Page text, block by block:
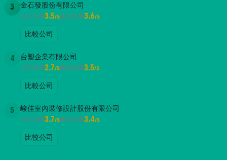
3 金石發股份有限公司
公司評價3.5/5面試評價3.6/5
比較公司
4 台塑企業有限公司
公司評價2.7/5面試評價3.5/5
比較公司
5 峻佳室內裝修設計股份有限公司
公司評價3.7/5面試評價3.4/5
比較公司